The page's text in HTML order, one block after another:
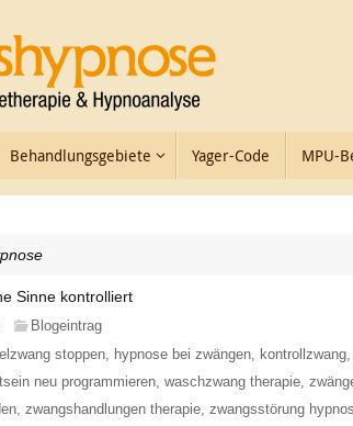
Behandlungsgebiete Yager-Code MPU-
Sinne kontrolliert
Blogeintrag
stoppen, hypnose bei zwängen, kontrollzwang,
neu programmieren, waschzwang therapie,
, zwangshandlungen therapie, zwangsstörung